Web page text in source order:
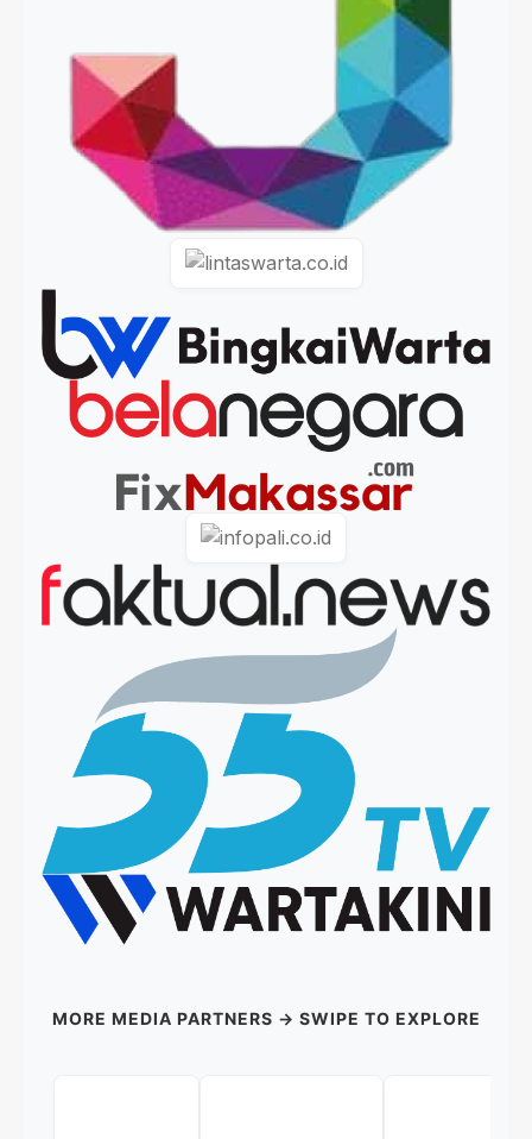
MORE MEDIA PARTNERS → SWIPE TO EXPLORE